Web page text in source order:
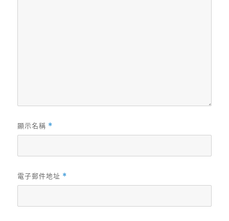
顯示名稱 *
電子郵件地址 *